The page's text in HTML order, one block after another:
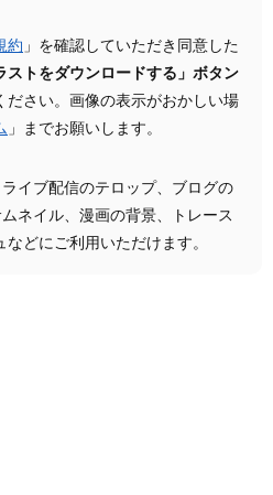
約 」を確認していただき同意した
ストをダウンロードする」ボタン
ださい。画像の表示がおかしい場
」までお願いします。
イブ配信のテロップ、ブログの
ネイル、漫画の背景、トレース
どにご利用いただけます。